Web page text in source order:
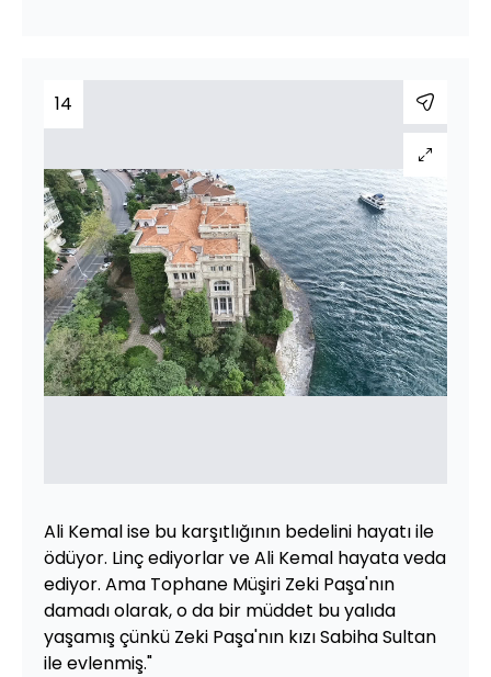
14
Ali Kemal ise bu karşıtlığının bedelini hayatı ile
ödüyor. Linç ediyorlar ve Ali Kemal hayata veda
ediyor. Ama Tophane Müşiri Zeki Paşa'nın
damadı olarak, o da bir müddet bu yalıda
yaşamış çünkü Zeki Paşa'nın kızı Sabiha Sultan
ile evlenmiş."